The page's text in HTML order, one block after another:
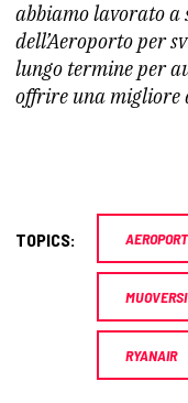
abbiamo lavorato a
dell’Aeroporto per
lungo termine per
offrire una migliore
TOPICS:
RYANAIR